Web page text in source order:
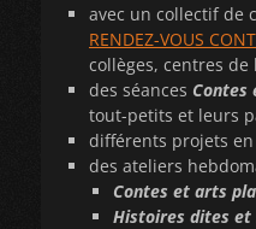
avec un collectif de
RENDEZ-VOUS
collèges, centres
des séances Contes
tout-petits et leurs
différents projets en
des ateliers
Contes et arts
Histoires dites et